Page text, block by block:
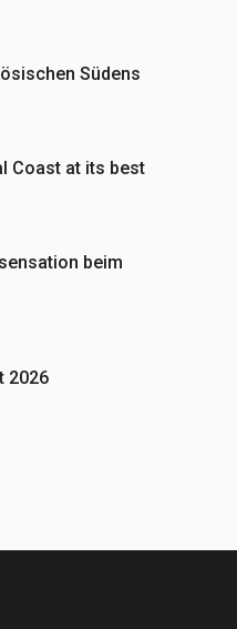
Südens
Coast at its best
beim
2026